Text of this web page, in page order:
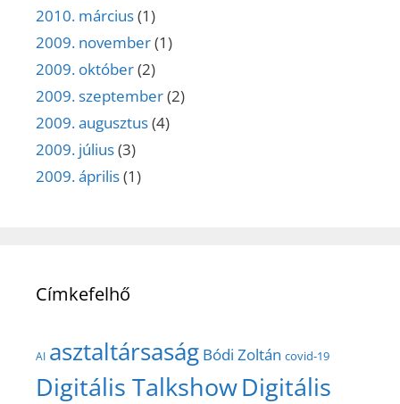
2010. március(1)
2009. november(1)
2009. október(2)
2009. szeptember(2)
2009. augusztus(4)
2009. július(3)
2009. április(1)
Címkefelhő
AI asztaltársaság Bódi Zoltán covid-19
Digitális TalkshowDigitális